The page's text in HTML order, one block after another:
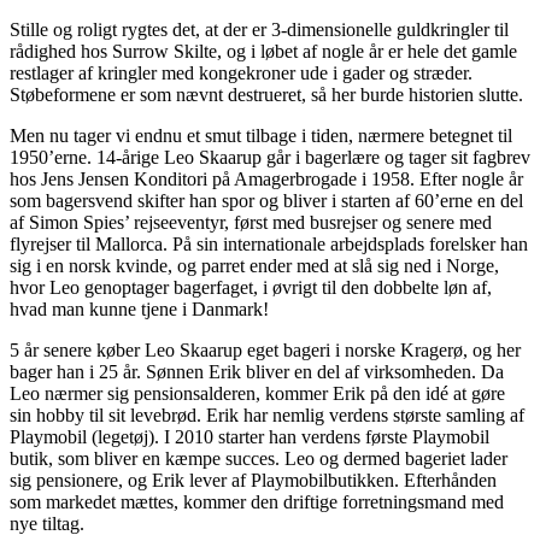
Stille og roligt rygtes det, at der er 3-dimensionelle guldkringler til
rådighed hos Surrow Skilte, og i løbet af nogle år er hele det gamle
restlager af kringler med kongekroner ude i gader og stræder.
Støbeformene er som nævnt destrueret, så her burde historien slutte.
Men nu tager vi endnu et smut tilbage i tiden, nærmere betegnet til
1950’erne. 14-årige Leo Skaarup går i bagerlære og tager sit fagbrev
hos Jens Jensen Konditori på Amagerbrogade i 1958. Efter nogle år
som bagersvend skifter han spor og bliver i starten af 60’erne en del
af Simon Spies’ rejseeventyr, først med busrejser og senere med
flyrejser til Mallorca. På sin internationale arbejdsplads forelsker han
sig i en norsk kvinde, og parret ender med at slå sig ned i Norge,
hvor Leo genoptager bagerfaget, i øvrigt til den dobbelte løn af,
hvad man kunne tjene i Danmark!
5 år senere køber Leo Skaarup eget bageri i norske Kragerø, og her
bager han i 25 år. Sønnen Erik bliver en del af virksomheden. Da
Leo nærmer sig pensionsalderen, kommer Erik på den idé at gøre
sin hobby til sit levebrød. Erik har nemlig verdens største samling af
Playmobil (legetøj). I 2010 starter han verdens første Playmobil
butik, som bliver en kæmpe succes. Leo og dermed bageriet lader
sig pensionere, og Erik lever af Playmobilbutikken. Efterhånden
som markedet mættes, kommer den driftige forretningsmand med
nye tiltag.